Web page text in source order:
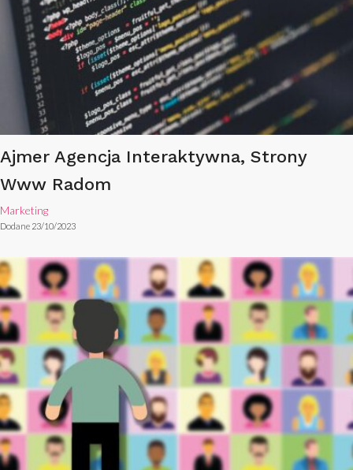
Ajmer Agencja Interaktywna, Strony
Www Radom
Marketing
Dodane 23/10/2023